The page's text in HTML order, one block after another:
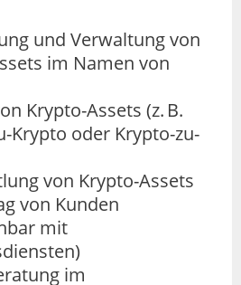
und Verwaltung von
im Namen von
Krypto-Assets (z. B.
Krypto oder Krypto-zu-
von Krypto-Assets
von Kunden
mit
im